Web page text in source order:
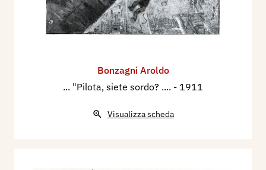
Bonzagni Aroldo
... "Pilota, siete sordo? .... - 1911
Visualizza scheda